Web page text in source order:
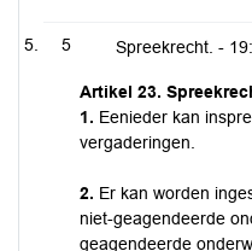
5 Spreekrecht. -
Artikel 23.
1. Eenieder kan
vergaderingen.
2. Er kan worden
niet-geagendeerde
geagendeerde